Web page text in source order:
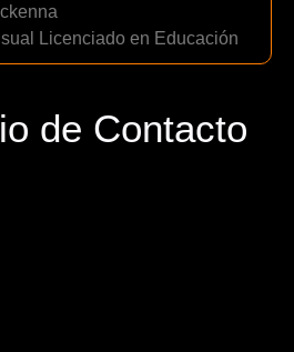
Licenciado en Educación
de Contacto